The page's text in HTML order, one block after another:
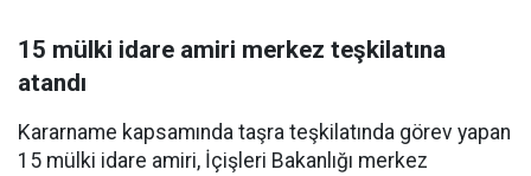
15 mülki idare amiri merkez teşkilatına
atandı
Kararname kapsamında taşra teşkilatında görev yapan
15 mülki idare amiri, İçişleri Bakanlığı merkez